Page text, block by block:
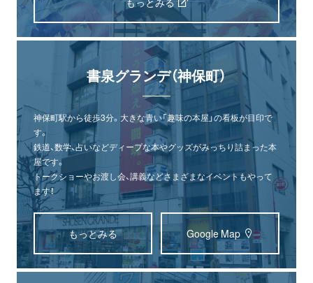
書泉グランデ（神保町）
神保町駅から徒歩3分。大きな青い「趣味の本屋」の看板が目印で
す。
鉄道、数学、占いなどディープな本やグッズがみっちり詰まった本
屋です。
トークショーやお渡し会、講義などさまざまなイベントもやって
ます！
もっとみる Google Map